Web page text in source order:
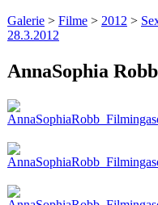
Galerie > Filme > 2012 >
28.3.2012
AnnaSophia